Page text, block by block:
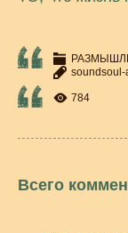
soundsoul-
784
Всего